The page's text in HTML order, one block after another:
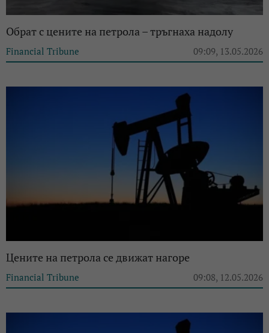
Обрат с цените на петрола – тръгнаха надолу
Financial Tribune 09:09, 13.05.2026
Цените на петрола се движат нагоре
Financial Tribune 09:08, 12.05.2026